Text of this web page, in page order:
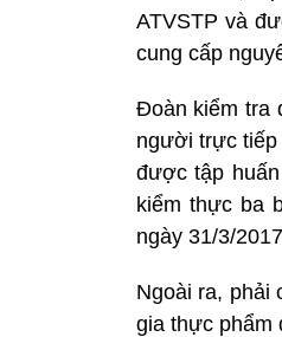
ATVSTP và
cung cấp
Đoàn kiểm tra
người trực tiếp
được tập
kiểm thực ba
ngày 31/3/
Ngoài ra, phải
gia thực phẩm